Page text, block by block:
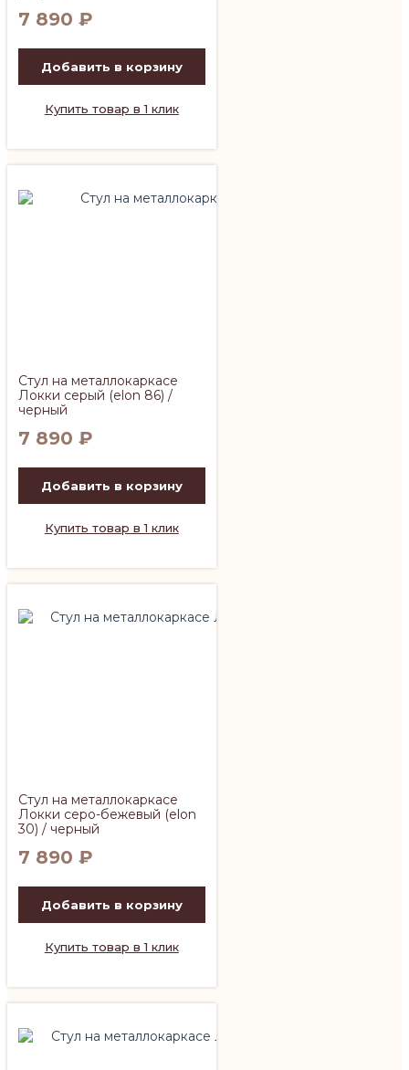
7 890 ₽
Добавить в корзину
Купить товар в 1 клик
Стул на металлокаркасе
Локки серый (elon 86) /
черный
7 890 ₽
Добавить в корзину
Купить товар в 1 клик
Стул на металлокаркасе
Локки серо-бежевый (elon
30) / черный
7 890 ₽
Добавить в корзину
Купить товар в 1 клик